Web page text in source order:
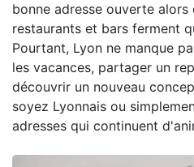
bonne adresse ouverte alors
restaurants et bars ferment
Pourtant, Lyon ne manque
les vacances, partager un
découvrir un nouveau
soyez Lyonnais ou
adresses qui continuent